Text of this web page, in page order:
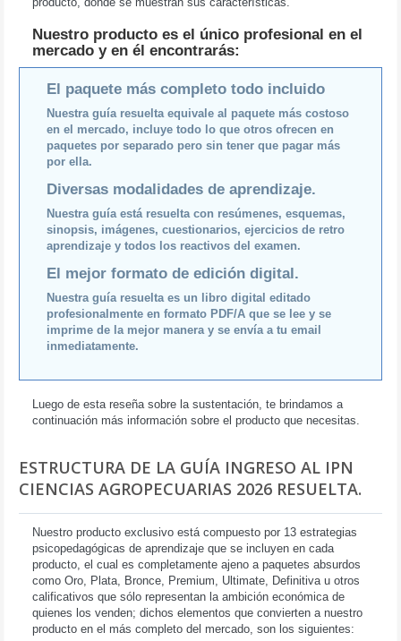
Nuestro producto es el único profesional en el
mercado y en él encontrarás:
El paquete más completo todo incluido
Nuestra guía resuelta equivale al paquete más costoso
en el mercado, incluye todo lo que otros ofrecen en
paquetes por separado pero sin tener que pagar más
por ella.
Diversas modalidades de aprendizaje.
Nuestra guía está resuelta con resúmenes, esquemas,
sinopsis, imágenes, cuestionarios, ejercicios de retro
aprendizaje y todos los reactivos del examen.
El mejor formato de edición digital.
Nuestra guía resuelta es un libro digital editado
profesionalmente en formato PDF/A que se lee y se
imprime de la mejor manera y se envía a tu email
inmediatamente.
Luego de esta reseña sobre la sustentación, te brindamos a
continuación más información sobre el producto que necesitas.
ESTRUCTURA DE LA GUÍA INGRESO AL IPN
CIENCIAS AGROPECUARIAS 2026 RESUELTA.
Nuestro producto exclusivo está compuesto por 13 estrategias
psicopedagógicas de aprendizaje que se incluyen en cada
producto, el cual es completamente ajeno a paquetes absurdos
como Oro, Plata, Bronce, Premium, Ultimate, Definitiva u otros
calificativos que sólo representan la ambición económica de
quienes los venden; dichos elementos que convierten a nuestro
producto en el más completo del mercado, son los siguientes: